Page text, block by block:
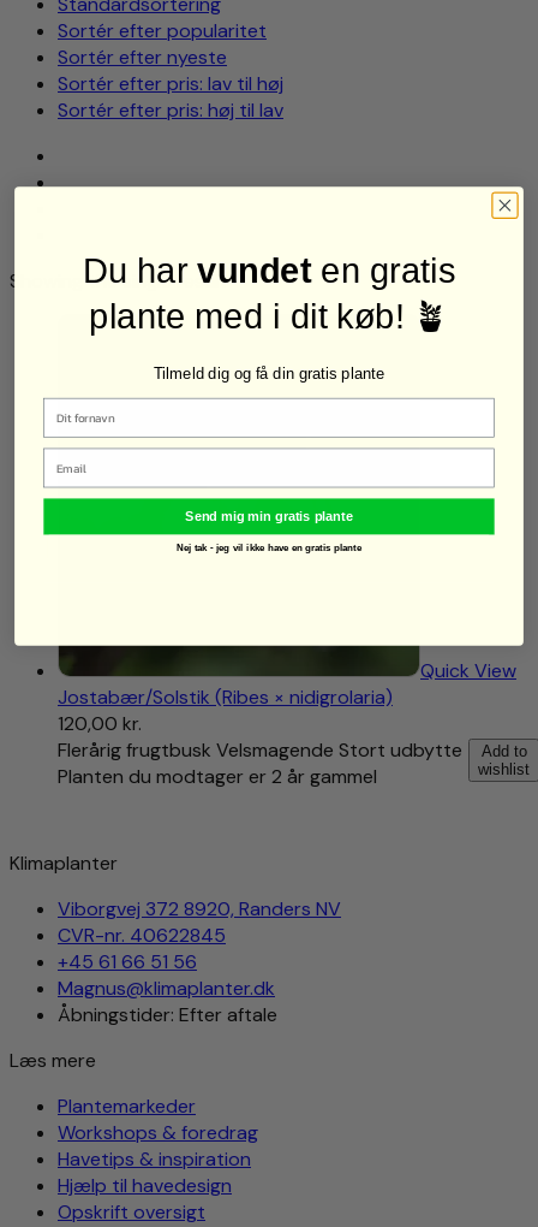
Sortér efter popularitet
Sortér efter nyeste
Sortér efter pris: lav til høj
Sortér efter pris: høj til lav
Showing the single result
Quick View
Jostabær/Solstik (Ribes × nidigrolaria)
120,00 kr.
Add to
wishlist
Flerårig frugtbusk Velsmagende Stort udbytte
Planten du modtager er 2 år gammel
Klimaplanter
Viborgvej 372 8920, Randers NV
CVR-nr. 40622845
+45 61 66 51 56
Magnus@klimaplanter.dk
Åbningstider: Efter aftale
Læs mere
Plantemarkeder
Workshops & foredrag
Havetips & inspiration
Hjælp til havedesign
Opskrift oversigt
Du harvundeten gratis
plante med i dit køb! 🪴
Tilmeld dig og få din gratis plante
Email
Send mig min gratis plante
Nej tak - jeg vil ikke have en gratis plante